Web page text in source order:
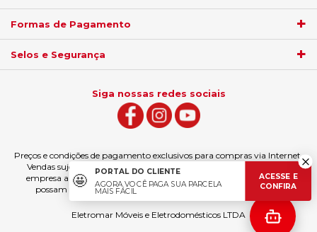
Formas de Pagamento
Selos e Segurança
Siga nossas redes sociais
Preços e condições de pagamento exclusivos para compras via Internet.
Vendas sujeitas à análise e confirmação de dados. Fica garantida à
empresa a eventual retificação das ofertas e erros de digitação que
possam ter sido veiculados, podendo ser estornado a compra.
Eletromar Móveis e Eletrodomésticos LTDA
🤩
PORTAL DO CLIENTE
AGORA VOCÊ PAGA SUA PARCELA
MAIS FÁCIL
ACESSE E
CONFIRA